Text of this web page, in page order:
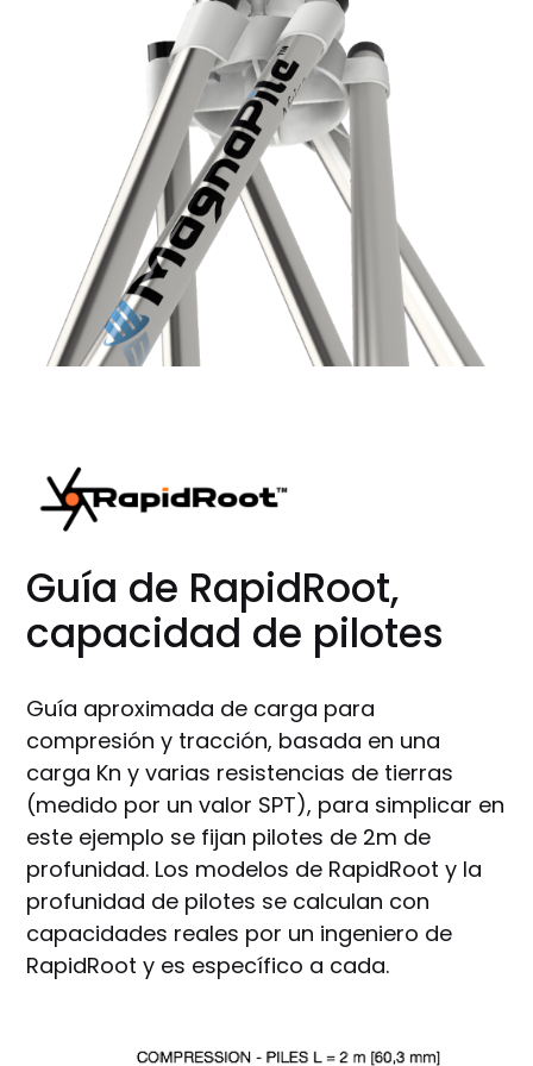
Guía de RapidRoot,
capacidad de pilotes
Guía aproximada de carga para
compresión y tracción, basada en una
carga Kn y varias resistencias de tierras
(medido por un valor SPT), para simplicar en
este ejemplo se fijan pilotes de 2m de
profunidad. Los modelos de RapidRoot y la
profunidad de pilotes se calculan con
capacidades reales por un ingeniero de
RapidRoot y es específico a cada.